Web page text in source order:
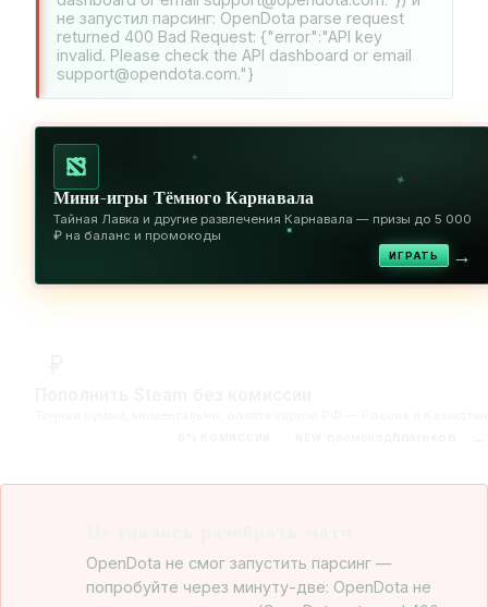
не запустил парсинг: OpenDota parse request
returned 400 Bad Request: {"error":"API key
invalid. Please check the API dashboard or email
support@opendota.com."}
✦
✦
✦
Мини-игры Тёмного Карнавала
Тайная Лавка и другие развлечения Карнавала — призы до 5 000
₽ на баланс и промокоды
ИГРАТЬ →
OpenDota не смог запустить парсинг —
попробуйте через минуту-две: OpenDota не